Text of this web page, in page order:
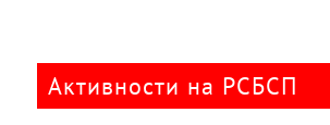
Активности на РСБСП